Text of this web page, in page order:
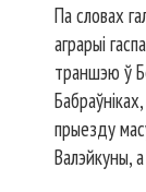
Па словах
аграрыі
траншэю ў
прыезду
Валэйкуны,